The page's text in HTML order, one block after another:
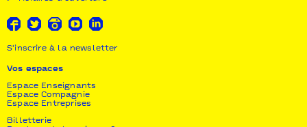
S'inscrire à la newsletter
Vos espaces
Espace Enseignants
Espace Compagnie
Espace Entreprises
Billetterie